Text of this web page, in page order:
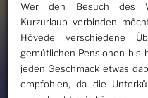
Wer den Besuch des
Kurzurlaub verbinden
Hövede verschiedene
gemütlichen Pensionen bis
jeden Geschmack etwas
empfohlen, da die